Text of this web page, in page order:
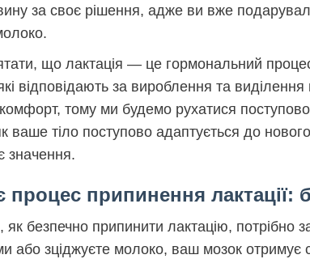
за своє рішення, адже ви вже
що лактація — це гормональний
відповідають за вироблення та
тому ми будемо рухатися
ваше тіло поступово адаптується до
значення.
припинення лактації:
безпечно припинити лактацію, потрібно
або зціджуєте молоко, ваш мозок